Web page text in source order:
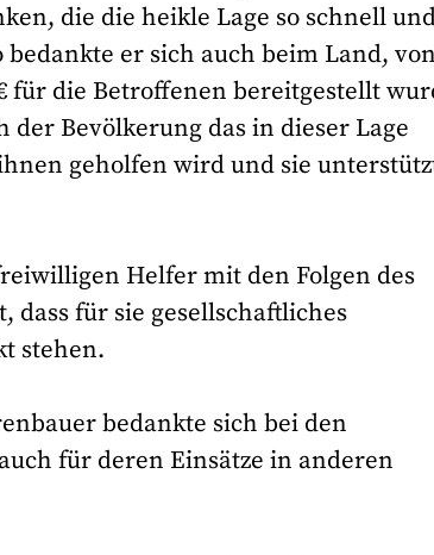
die die heikle Lage so schnell
er sich auch beim Land,
für die Betroffenen bereitgestellt
der Bevölkerung das in dieser Lage
geholfen wird und sie
Helfer mit den Folgen des
dass für sie gesellschaftliches
stehen.
bedankte sich bei den
für deren Einsätze in anderen